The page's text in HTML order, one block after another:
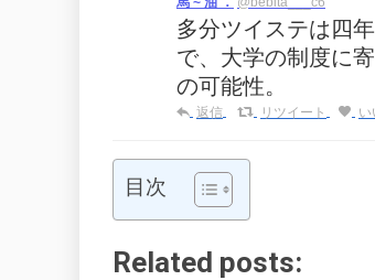
多分ツイステは四
で、大学の制度に
の可能性。
返信 リツイート い
目次
Related posts: